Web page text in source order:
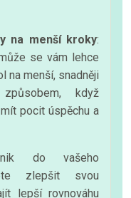
na menší kroky:
se vám lehce
na menší, snadněji
když
pocit úspěchu a
do vašeho
zlepšit svou
lepší rovnováhu